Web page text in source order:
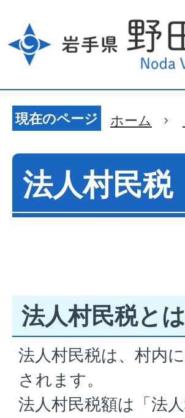
現在のページ ホーム
法人村民税
法人村民税とは
法人村民税は、村内
されます。
法人村民税額は「法